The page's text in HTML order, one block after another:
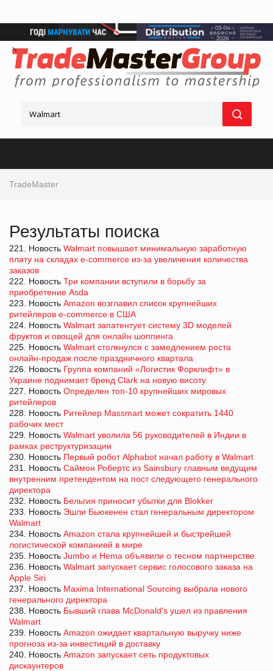
TradeMaster
Результаты поиска
221. Новость Walmart повышает минимальную заработную
плату на складах e-commerce из-за увеличения количества
заказов
222. Новость Три компании вступили в борьбу за
приобретение Asda
223. Новость Amazon возглавил список крупнейших
ритейлеров e-commerce в США
224. Новость Walmart запатентует систему 3D моделей
фруктов и овощей для онлайн шоппинга
225. Новость Walmart столкнулся с замедлением роста
онлайн-продаж после праздничного квартала
226. Новость Группа компаний «Логистик Форклифт» в
Украине поднимает бренд Clark на новую висоту
227. Новость Определен топ-10 крупнейших мировых
ритейлеров
228. Новость Ритейлер Massmart может сократить 1440
рабочих мест
229. Новость Walmart уволила 56 руководителей в Индии в
рамках реструктуризации
230. Новость Первый робот Alphabot начал работу в Walmart
231. Новость Саймон Робертс из Sainsbury главным ведущим
внутренним претендентом на пост следующего генерального
директора
232. Новость Бельгия приносит убытки для Blokker
233. Новость Эшли Бьюкенен стал генеральным директором
Walmart
234. Новость Amazon стала крупнейшей и быстрейшей
логистической компанией в мире
235. Новость Jumbo и Hema объявили о тесном партнерстве
236. Новость Walmart запускает сервис голосового заказа на
Apple Siri
237. Новость Maxima International Sourcing выбрала нового
генерального директора
238. Новость Бывший глава McDonald's ушел из правления
Walmart
239. Новость Amazon ожидает квартальную выручку ниже
прогноза из-за инвестиций в доставку
240. Новость Amazon запускает сеть продуктовых
дискаунтеров